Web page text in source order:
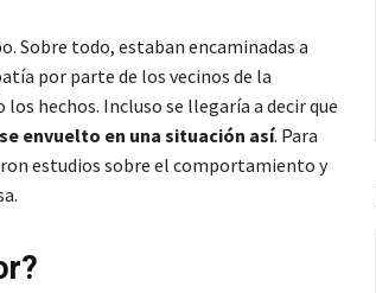
Sobre todo, estaban encaminadas a
por parte de los vecinos de la
hechos. Incluso se llegaría a decir que
envuelto en una situación así. Para
estudios sobre el comportamiento y